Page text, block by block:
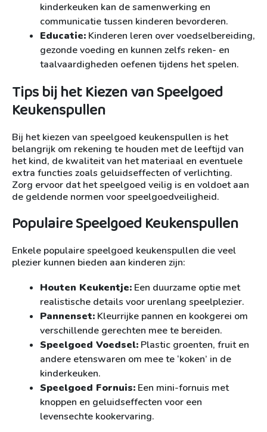
kinderkeuken kan de samenwerking en
communicatie tussen kinderen bevorderen.
Educatie: Kinderen leren over voedselbereiding,
gezonde voeding en kunnen zelfs reken- en
taalvaardigheden oefenen tijdens het spelen.
Tips bij het Kiezen van Speelgoed
Keukenspullen
Bij het kiezen van speelgoed keukenspullen is het
belangrijk om rekening te houden met de leeftijd van
het kind, de kwaliteit van het materiaal en eventuele
extra functies zoals geluidseffecten of verlichting.
Zorg ervoor dat het speelgoed veilig is en voldoet aan
de geldende normen voor speelgoedveiligheid.
Populaire Speelgoed Keukenspullen
Enkele populaire speelgoed keukenspullen die veel
plezier kunnen bieden aan kinderen zijn:
Houten Keukentje: Een duurzame optie met
realistische details voor urenlang speelplezier.
Pannenset: Kleurrijke pannen en kookgerei om
verschillende gerechten mee te bereiden.
Speelgoed Voedsel: Plastic groenten, fruit en
andere etenswaren om mee te ‘koken’ in de
kinderkeuken.
Speelgoed Fornuis: Een mini-fornuis met
knoppen en geluidseffecten voor een
levensechte kookervaring.